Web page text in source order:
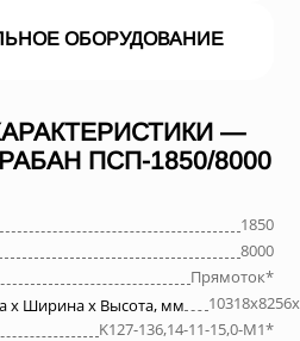
ОБОРУДОВАНИЕ
—
ПСП-1850/8000
1850
8000
Прямоток*
х Ширина х Высота, мм
K127-136,14-11-15,0-М1*